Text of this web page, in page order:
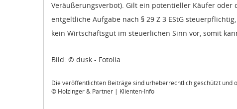
Veräußerungsverbot). Gilt ein potentieller Käufer oder
entgeltliche Aufgabe nach § 29 Z 3 EStG
kein Wirtschaftsgut im steuerlichen Sinn vor, somit
Bild: © dusk - Fotolia
Die veröffentlichten Beiträge sind urheberrechtlich geschützt und
© Holzinger & Partner | Klienten-Info